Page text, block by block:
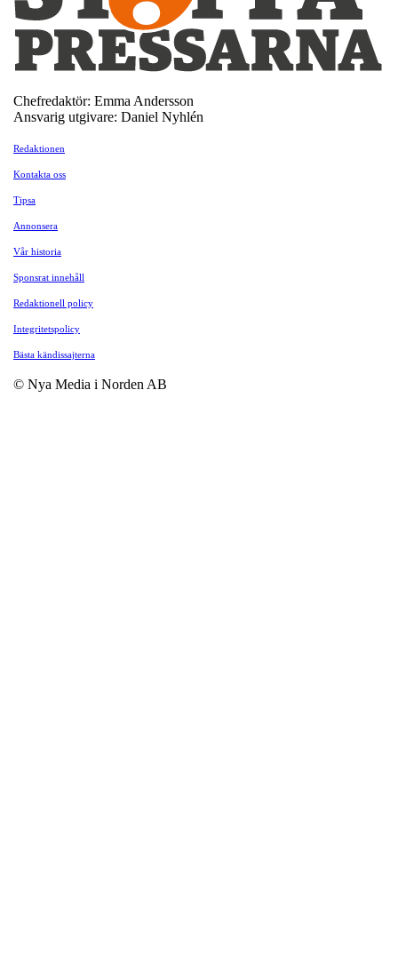
Chefredaktör: Emma Andersson
Ansvarig utgivare: Daniel Nyhlén
Redaktionen
Kontakta oss
Tipsa
Annonsera
Vår historia
Sponsrat innehåll
Redaktionell policy
Integritetspolicy
Bästa kändissajterna
© Nya Media i Norden AB